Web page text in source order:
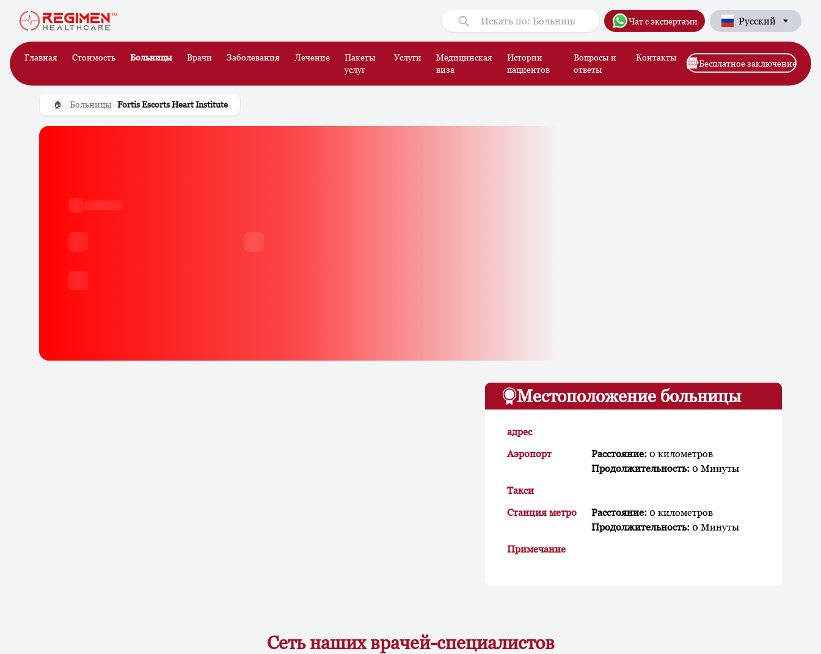
Чат с экспертами Русский
Главная Стоимость Больницы Врачи Заболевания Лечение
Пакеты
услуг
Услуги
Медицинская
виза
Истории
пациентов
Вопросы и
ответы
Контакты
Бесплатное заключение
🏠 >Больницы>Fortis Escorts Heart Institute
Местоположение больницы
адрес
Аэропорт
Расстояние:0 километров
Продолжительность:0 Минуты
Такси
Станция метро
Расстояние:0 километров
Продолжительность:0 Минуты
Примечание
Сеть наших врачей-специалистов